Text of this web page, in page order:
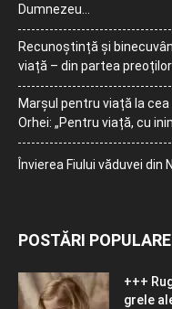
Dumnezeu…
Recunoștință și
viață – din partea
Marșul pentru viață la cea
Orhei: „Pentru viață, cu
Învierea Fiului văduvei din
POSTĂRI POPULARE
+++
grele